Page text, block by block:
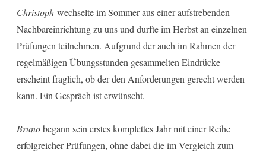
Christoph wechselte im Sommer aus einer aufstrebenden
Nachbareinrichtung zu uns und durfte im Herbst an einzelnen
Prüfungen teilnehmen. Aufgrund der auch im Rahmen der
regelmäßigen Übungsstunden gesammelten Eindrücke
erscheint fraglich, ob der den Anforderungen gerecht werden
kann. Ein Gespräch ist erwünscht.
Brunobegann sein erstes komplettes Jahr mit einer Reihe
erfolgreicher Prüfungen, ohne dabei die im Vergleich zum